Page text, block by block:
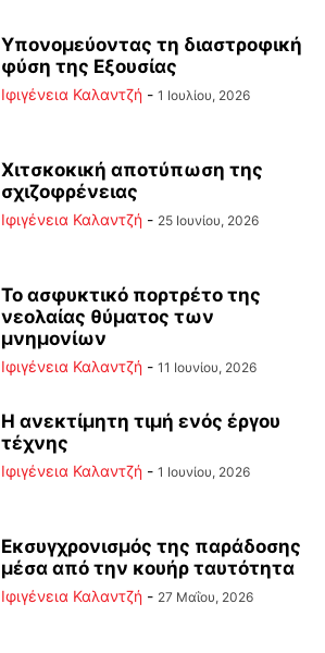
Υπονομεύοντας τη διαστροφική
φύση της Εξουσίας
Ιφιγένεια Καλαντζή - 1 Ιουλίου, 2026
Χιτσκοκική αποτύπωση της
σχιζοφρένειας
Ιφιγένεια Καλαντζή - 25 Ιουνίου, 2026
Το ασφυκτικό πορτρέτο της
νεολαίας θύματος των
μνημονίων
Ιφιγένεια Καλαντζή - 11 Ιουνίου, 2026
Η ανεκτίμητη τιμή ενός έργου
τέχνης
Ιφιγένεια Καλαντζή - 1 Ιουνίου, 2026
Εκσυγχρονισμός της παράδοσης
μέσα από την κουήρ ταυτότητα
Ιφιγένεια Καλαντζή - 27 Μαΐου, 2026